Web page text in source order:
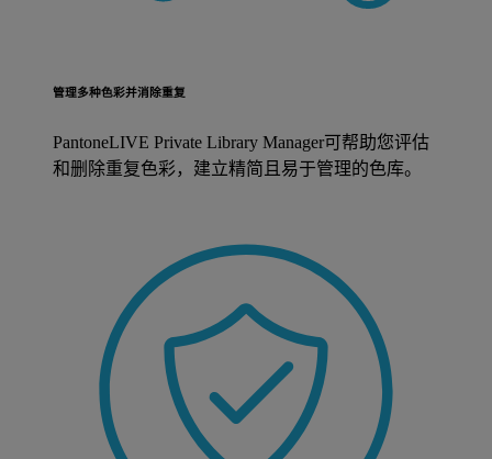
管理多种色彩并消除重复
PantoneLIVE Private Library Manager可帮助您评估
和删除重复色彩，建立精简且易于管理的色库。